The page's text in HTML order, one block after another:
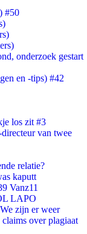
#50
onderzoek gestart
en -tips) #42
los zit #3
van twee
relatie?
kaputt
Vanz11
LAPO
zijn er weer
over plagiaat